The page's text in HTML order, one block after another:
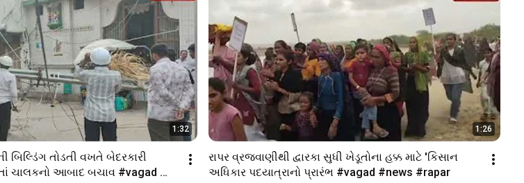
1:32
તોડતી વખતે બેદરકારી
ચાલકનો આબાદ બચાવ #vagad
1:26
રાપર વ્રજવાણીથી દ્વારકા સુધી ખેડૂતોના હક્ક માટે 'કિસાન
અધિકાર પદયાત્રાનો પ્રારંભ #vagad #news #rapar